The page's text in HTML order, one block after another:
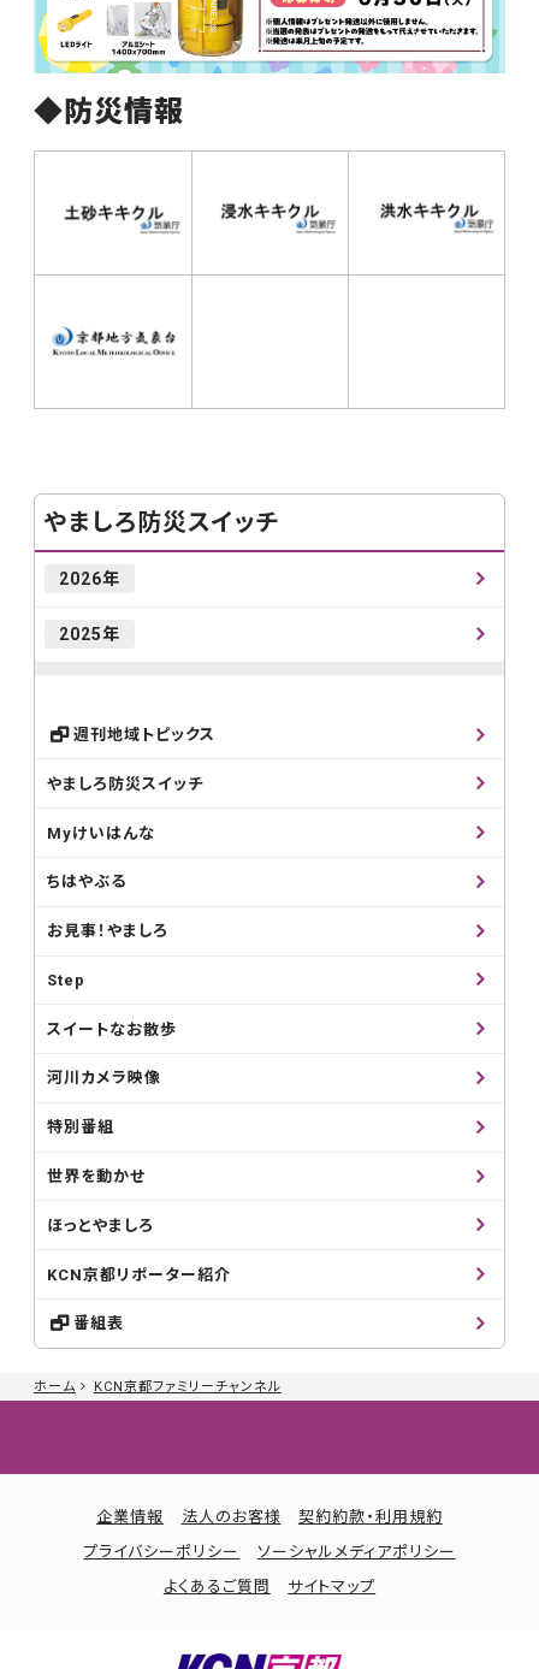
ホーム KCN京都ファミリーチャンネル
◆防災情報
やましろ防災スイッチ
2026年
2025年
週刊地域トピックス
やましろ防災スイッチ
Myけいはんな
ちはやぶる
お見事！やましろ
Step
スイートなお散歩
河川カメラ映像
特別番組
世界を動かせ
ほっとやましろ
KCN京都リポーター紹介
番組表
企業情報 法人のお客様
契約約款・利用規約
プライバシーポリシー
ソーシャルメディアポリシー
よくあるご質問
サイトマップ